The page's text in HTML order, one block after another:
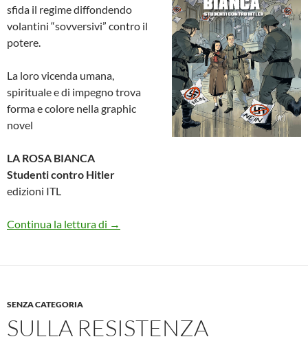
sfida il regime diffondendo
volantini “sovversivi” contro il
potere.
La loro vicenda umana,
spirituale e di impegno trova
forma e colore nella graphic
novel
LA ROSA BIANCA
Studenti contro Hitler
edizioni ITL
Continua la lettura di La Rosa Bianca, studenti contro Hitler
→
SENZA CATEGORIA
SULLA RESISTENZA